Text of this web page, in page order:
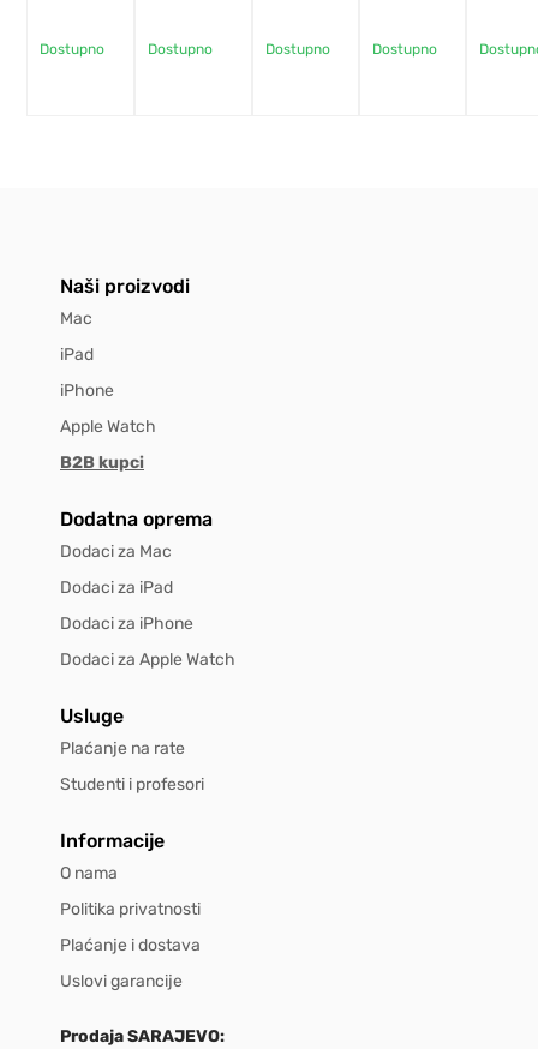
Dostupno Dostupno Dostupno Dostupno
Naši proizvodi
Mac
iPad
iPhone
Apple Watch
B2B kupci
Dodatna oprema
Dodaci za Mac
Dodaci za iPad
Dodaci za iPhone
Dodaci za Apple Watch
Usluge
Plaćanje na rate
Studenti i profesori
Informacije
O nama
Politika privatnosti
Plaćanje i dostava
Uslovi garancije
Prodaja SARAJEVO: